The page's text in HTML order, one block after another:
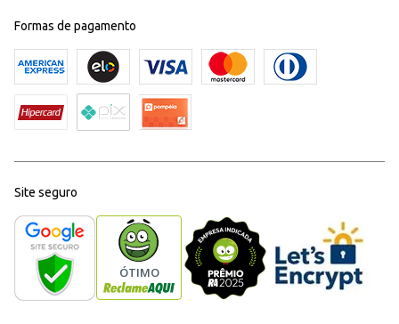
Formas de pagamento
Site seguro